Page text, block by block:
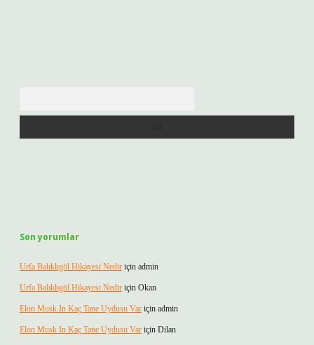
Son yorumlar
Urfa Balıklıgöl Hikayesi Nedir için admin
Urfa Balıklıgöl Hikayesi Nedir için Okan
Elon Musk In Kaç Tane Uydusu Var için admin
Elon Musk In Kaç Tane Uydusu Var için Dilan